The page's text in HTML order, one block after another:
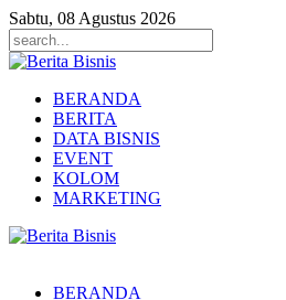
Sabtu, 08 Agustus 2026
BERANDA
BERITA
DATA BISNIS
EVENT
KOLOM
MARKETING
BERANDA